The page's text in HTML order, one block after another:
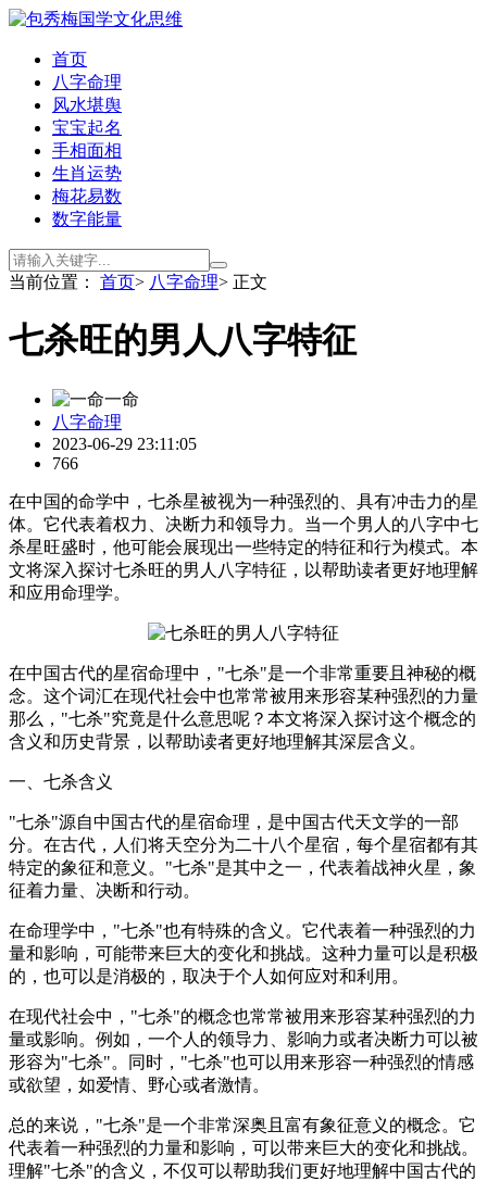
首页
八字命理
风水堪舆
宝宝起名
手相面相
生肖运势
梅花易数
数字能量
当前位置： 首页> 八字命理> 正文
七杀旺的男人八字特征
一命
八字命理
2023-06-29 23:11:05
766
在中国的命学中，七杀星被视为一种强烈的、具有冲击力的星
体。它代表着权力、决断力和领导力。当一个男人的八字中七
杀星旺盛时，他可能会展现出一些特定的特征和行为模式。本
文将深入探讨七杀旺的男人八字特征，以帮助读者更好地理解
和应用命理学。
在中国古代的星宿命理中，"七杀"是一个非常重要且神秘的概
念。这个词汇在现代社会中也常常被用来形容某种强烈的力量
那么，"七杀"究竟是什么意思呢？本文将深入探讨这个概念的
含义和历史背景，以帮助读者更好地理解其深层含义。
一、七杀含义
"七杀"源自中国古代的星宿命理，是中国古代天文学的一部
分。在古代，人们将天空分为二十八个星宿，每个星宿都有其
特定的象征和意义。"七杀"是其中之一，代表着战神火星，象
征着力量、决断和行动。
在命理学中，"七杀"也有特殊的含义。它代表着一种强烈的力
量和影响，可能带来巨大的变化和挑战。这种力量可以是积极
的，也可以是消极的，取决于个人如何应对和利用。
在现代社会中，"七杀"的概念也常常被用来形容某种强烈的力
量或影响。例如，一个人的领导力、影响力或者决断力可以被
形容为"七杀"。同时，"七杀"也可以用来形容一种强烈的情感
或欲望，如爱情、野心或者激情。
总的来说，"七杀"是一个非常深奥且富有象征意义的概念。它
代表着一种强烈的力量和影响，可以带来巨大的变化和挑战。
理解"七杀"的含义，不仅可以帮助我们更好地理解中国古代的